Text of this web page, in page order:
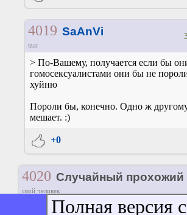
4019 SaAnVi
tzar
> По-Вашему, получается если бы
гомосексуалистами они бы не
хуйню
Пороли бы, конечно. Одно ж
мешает. :)
+0
4020 Случайный прохожий
свой человек
к 4019 так вот и я про то же